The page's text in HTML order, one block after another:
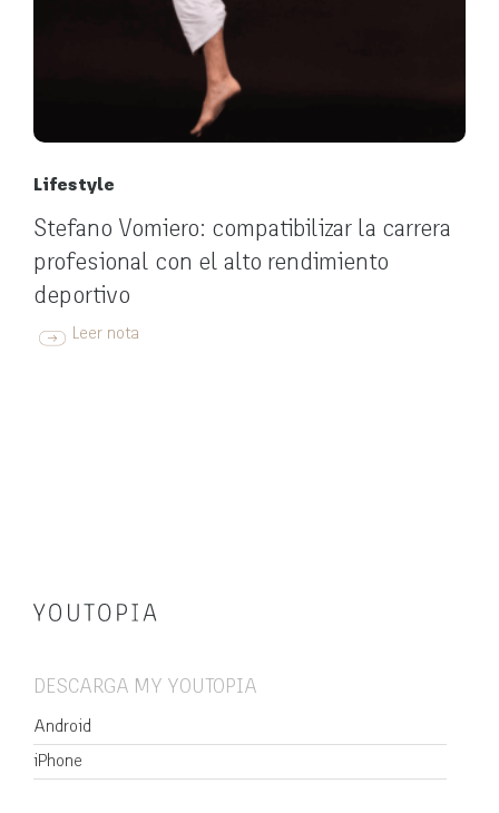
Lifestyle
Stefano Vomiero: compatibilizar la carrera
profesional con el alto rendimiento
deportivo
Leer nota
DESCARGA MY YOUTOPIA
Android
iPhone